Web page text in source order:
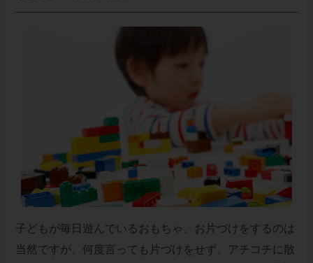
子どもが毎日遊んでいるおもちゃ、お片づけをするのは
当然ですが、何度言っても片づけをせず、アチコチに散